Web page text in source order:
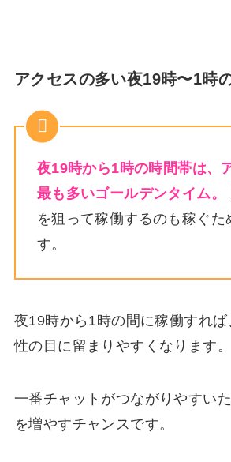
アクセスの多い夜19時〜1時
夜19時から1時の時間帯は、
最も多いゴールデンタイム。
を狙って稼働するのも稼ぐた
す。
夜19時から1時の間に稼働すれば
性の目に留まりやすくなります。
一番チャットがつながりやすい
を増やすチャンスです。